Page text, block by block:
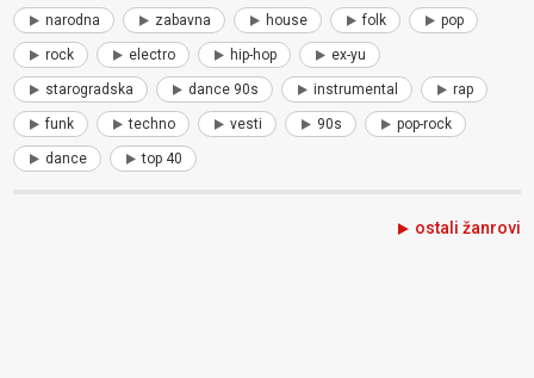
narodna zabavna house folk pop
rock electro hip-hop ex-yu
starogradska dance 90s instrumental rap
funk techno vesti 90s pop-rock
dance top 40
ostali žanrovi